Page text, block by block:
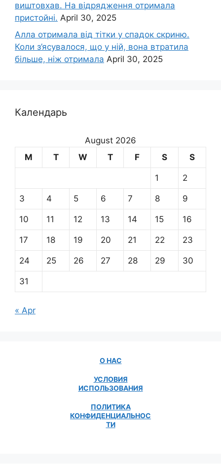
виштовхав. На відрядження отримала
пристойні. April 30, 2025
Алла отримала від тітки у спадок скриню.
Коли з’ясувалося, що у ній, вона втратила
більше, ніж отримала April 30, 2025
Календарь
August 2026
M
T W T F S S
1 2
3 4 5 6 7 8 9
10 11 12 13 14 15 16
17 18 19 20 21 22 23
24 25 26 27 28 29 30
31
« Apr
О НАС
УСЛОВИЯ
ИСПОЛЬЗОВАНИЯ
ПОЛИТИКА
КОНФИДЕНЦИАЛЬНОС
ТИ